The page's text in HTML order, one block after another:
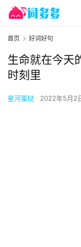
首页 好词好句
生命就在今天
时刻里
星河蛋挞 2022年5月2